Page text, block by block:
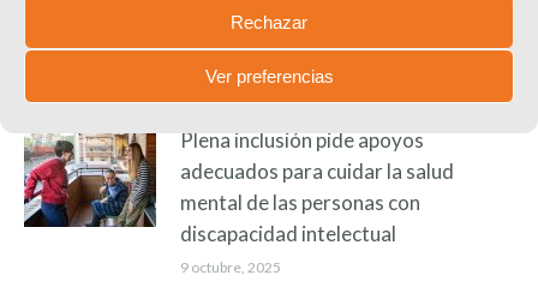
Rechazar
Ver preferencias
discapacidad intelectual o del
desarrollo
18 noviembre, 2025
Plena inclusión pide apoyos
adecuados para cuidar la salud
mental de las personas con
discapacidad intelectual
9 octubre, 2025